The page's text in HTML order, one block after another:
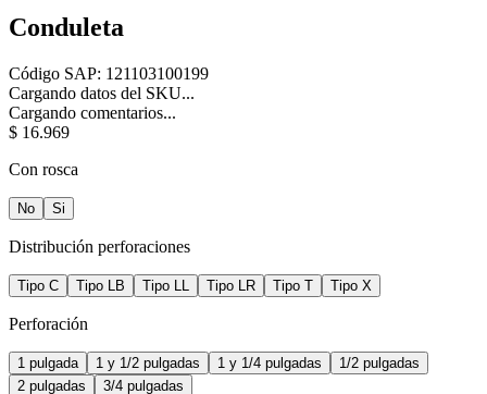
Conduleta
Código SAP: 121103100199
Cargando datos del SKU...
Cargando comentarios...
$ 16.969
Con rosca
No Si
Distribución perforaciones
Tipo C Tipo LB Tipo LL Tipo LR Tipo T Tipo X
Perforación
1 pulgada 1 y 1/2 pulgadas 1 y 1/4 pulgadas
1/2 pulgadas
2 pulgadas
3/4 pulgadas